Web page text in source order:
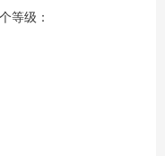
等级：